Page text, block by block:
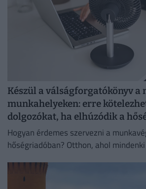
Készül a válságforgatókönyv a
munkahelyeken: erre
dolgozókat, ha elhúzódik a
Hogyan érdemes szervezni a
hőségriadóban? Otthon, ahol
irodaházban, ahol a hűtés központilag